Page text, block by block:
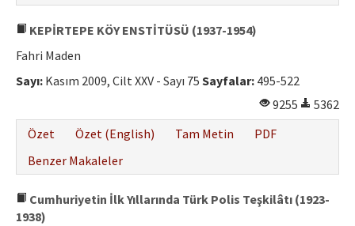
KEPİRTEPE KÖY ENSTİTÜSÜ (1937-1954)
Fahri Maden
Sayı: Kasım 2009, Cilt XXV - Sayı 75 Sayfalar: 495-522
9255
5362
Özet
Özet (English) Tam Metin
PDF
Benzer Makaleler
Cumhuriyetin İlk Yıllarında Türk Polis Teşkilâtı (1923-
1938)